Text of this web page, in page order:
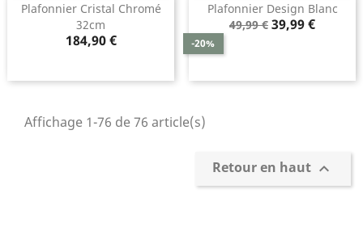
Plafonnier Cristal Chromé
32cm
Prix
184,90 €
Plafonnier Design Blanc
Prix
49,99 €
-20%
Prix
39,99 €
Affichage 1-76 de 76 article(s)
Retour en haut 